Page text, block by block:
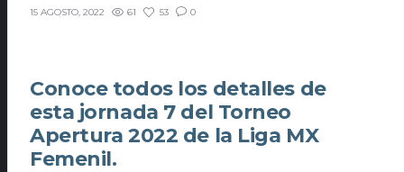
15 AGOSTO, 2022 61 53 0
Conoce todos los detalles de
esta jornada 7 del Torneo
Apertura 2022 de la Liga MX
Femenil.